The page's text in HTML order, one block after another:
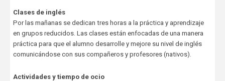
Clases de inglés
Por las mañanas se dedican tres horas a la práctica y aprendizaje
en grupos reducidos. Las clases están enfocadas de una manera
práctica para que el alumno desarrolle y mejore su nivel de inglés
comunicándose con sus compañeros y profesores (nativos).
Actividades y tiempo de ocio